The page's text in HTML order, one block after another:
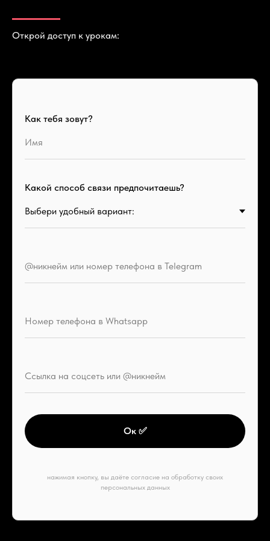
Открой доступ к урокам:
Как тебя зовут?
Какой способ связи предпочитаешь?
Ок ✅
нажимая кнопку, вы даёте согласие на обработку своих
персональных данных